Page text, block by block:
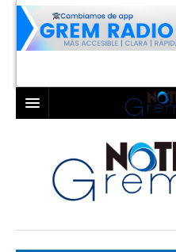
LAGUNA
TORREÓN
GÓMEZ PALACIO
COAHUILA
DURANGO